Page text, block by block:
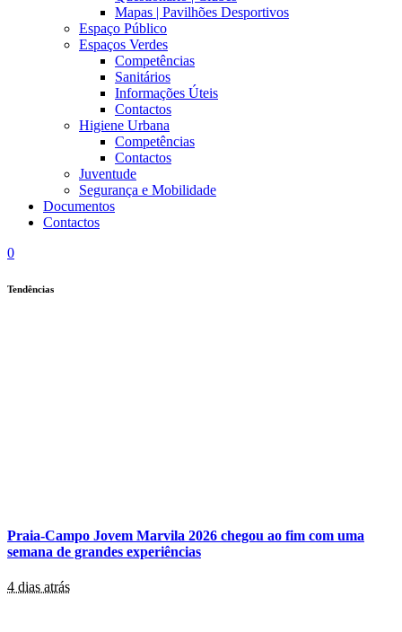
Mapas | Pavilhões Desportivos
Espaço Público
Espaços Verdes
Competências
Sanitários
Informações Úteis
Contactos
Higiene Urbana
Competências
Contactos
Juventude
Segurança e Mobilidade
Documentos
Contactos
0
Tendências
Praia-Campo Jovem Marvila 2026 chegou ao fim com uma
semana de grandes experiências
4 dias atrás